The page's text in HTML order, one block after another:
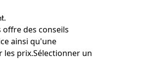
des conseils
ainsi qu'une
les prix.Sélectionner un